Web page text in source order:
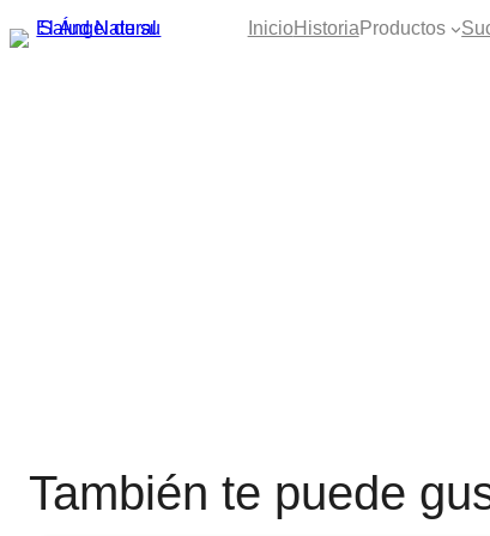
Saltar
al
InicioHistoria Productos
También te puede